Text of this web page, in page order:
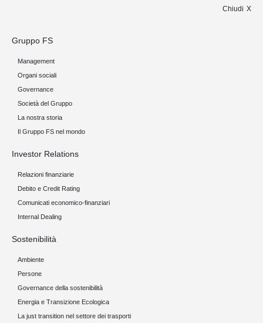
Chiudi
Gruppo FS
Management
Organi sociali
Governance
Società del Gruppo
La nostra storia
Il Gruppo FS nel mondo
Investor Relations
Relazioni finanziarie
Debito e Credit Rating
Comunicati economico-finanziari
Internal Dealing
Sostenibilità
Ambiente
Persone
Governance della sostenibilità
Energia e Transizione Ecologica
La just transition nel settore dei trasporti